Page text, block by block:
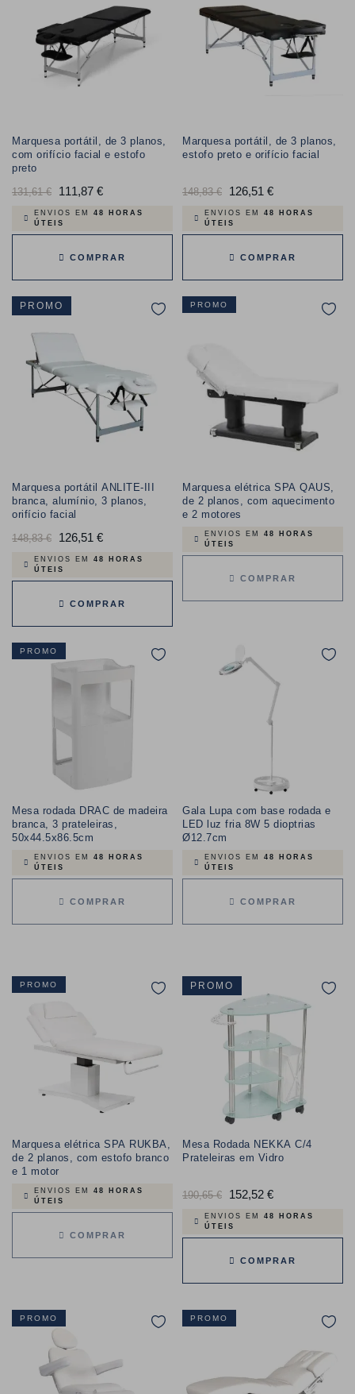
Marquesa portátil, de 3 planos,
com orifício facial e estofo
preto
Preço
normal
131,61 € 111,87 €Preço
ENVIOS EM 48 HORAS
ÚTEIS
COMPRAR
Marquesa portátil, de 3 planos,
estofo preto e orifício facial
Preço
normal
148,83 € 126,51 €Preço
ENVIOS EM 48 HORAS
ÚTEIS
COMPRAR
PROMO
Marquesa portátil ANLITE-III
branca, alumínio, 3 planos,
orifício facial
Preço
normal
148,83 € 126,51 €Preço
ENVIOS EM 48 HORAS
ÚTEIS
COMPRAR
PROMO
Marquesa elétrica SPA QAUS,
de 2 planos, com aquecimento
e 2 motores
ENVIOS EM 48 HORAS
ÚTEIS
COMPRAR
PROMO
Mesa rodada DRAC de madeira
branca, 3 prateleiras,
50x44.5x86.5cm
ENVIOS EM 48 HORAS
ÚTEIS
COMPRAR
Gala Lupa com base rodada e
LED luz fria 8W 5 dioptrias
Ø12.7cm
ENVIOS EM 48 HORAS
ÚTEIS
COMPRAR
PROMO
Marquesa elétrica SPA RUKBA,
de 2 planos, com estofo branco
e 1 motor
ENVIOS EM 48 HORAS
ÚTEIS
COMPRAR
PROMO
Mesa Rodada NEKKA C/4
Prateleiras em Vidro
Preço
normal
190,65 € 152,52 €Preço
ENVIOS EM 48 HORAS
ÚTEIS
COMPRAR
PROMO PROMO